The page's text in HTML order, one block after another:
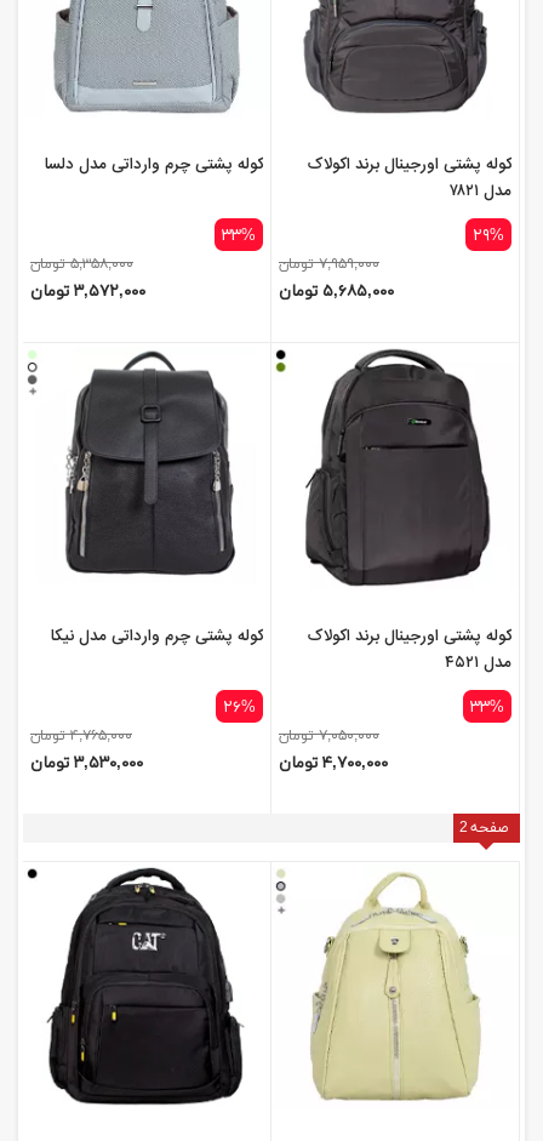
کوله پشتی اورجینال برند اکولاک
مدل ۷۸۲۱
۲۹%
۷,۹۵۹,۰۰۰ تومان
۵,۶۸۵,۰۰۰ تومان
کوله پشتی چرم وارداتی مدل دلسا
۳۳%
۵,۳۵۸,۰۰۰ تومان
۳,۵۷۲,۰۰۰ تومان
کوله پشتی اورجینال برند اکولاک
مدل ۴۵۲۱
۳۳%
۷,۰۵۰,۰۰۰ تومان
۴,۷۰۰,۰۰۰ تومان
کوله پشتی چرم وارداتی مدل نیکا
۲۶%
۴,۷۶۵,۰۰۰ تومان
۳,۵۳۰,۰۰۰ تومان
صفحه2